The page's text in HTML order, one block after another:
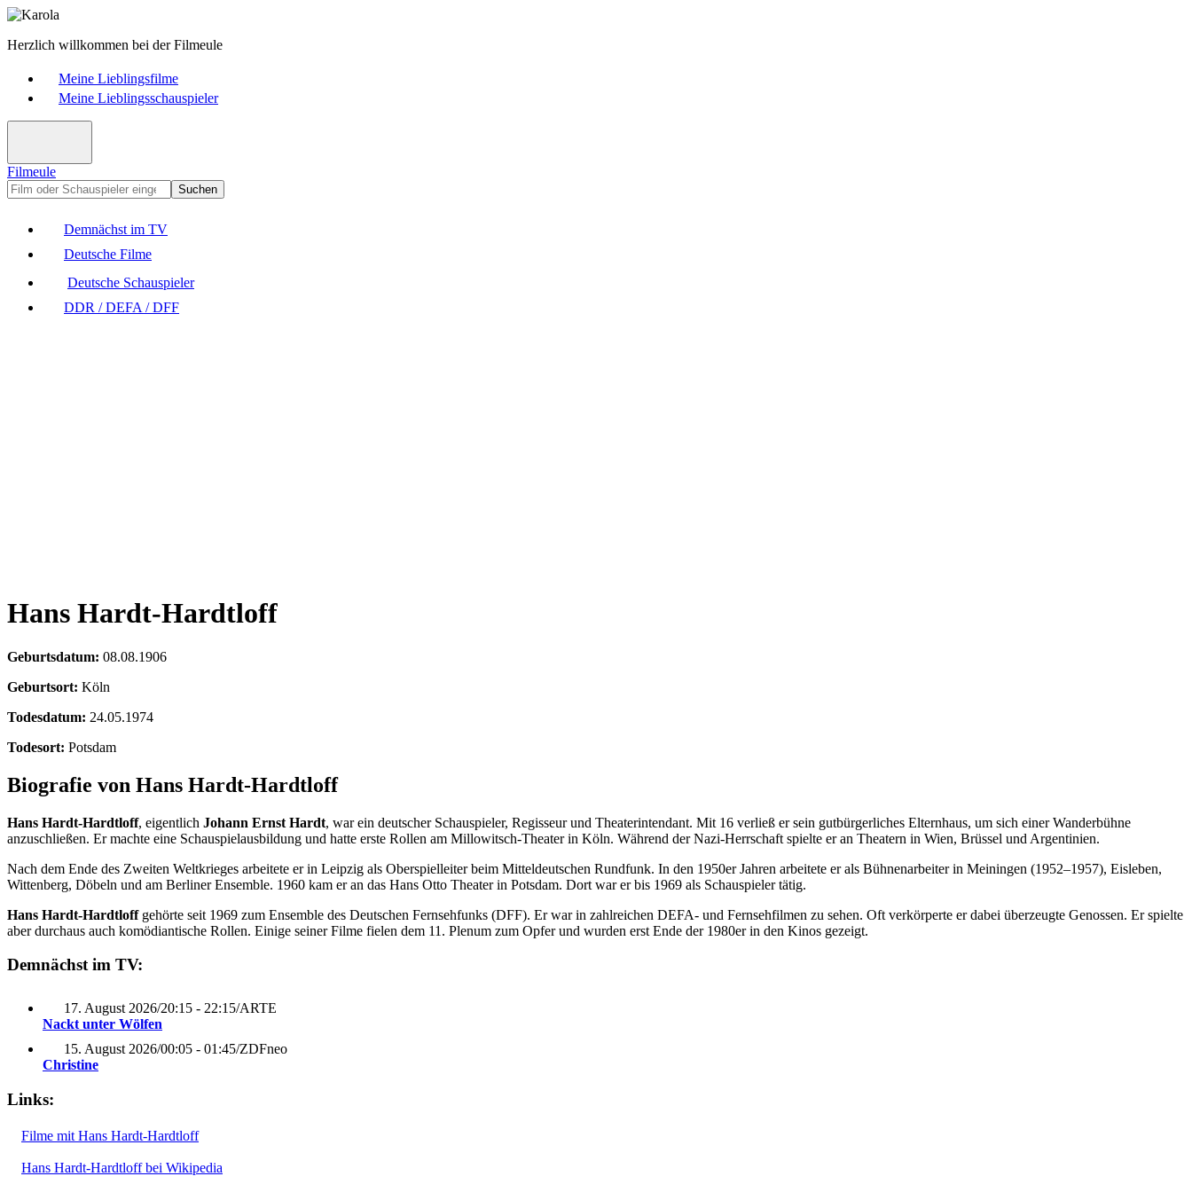
Herzlich willkommen bei der Filmeule
Meine Lieblingsfilme
Meine Lieblingsschauspieler
Filmeule
Suchen
Demnächst im TV
Deutsche Filme
Deutsche Schauspieler
DDR / DEFA / DFF
Hans Hardt-Hardtloff
Geburtsdatum: 08.08.1906
Geburtsort: Köln
Todesdatum: 24.05.1974
Todesort: Potsdam
Biografie von Hans Hardt-Hardtloff
Hans Hardt-Hardtloff, eigentlich Johann Ernst Hardt, war ein deutscher Schauspieler, Regisseur und Theaterintendant. Mit 16 verließ er sein gutbürgerliches Elternhaus, um sich einer Wanderbühne
anzuschließen. Er machte eine Schauspielausbildung und hatte erste Rollen am Millowitsch-Theater in Köln. Während der Nazi-Herrschaft spielte er an Theatern in Wien, Brüssel und Argentinien.
Nach dem Ende des Zweiten Weltkrieges arbeitete er in Leipzig als Oberspielleiter beim Mitteldeutschen Rundfunk. In den 1950er Jahren arbeitete er als Bühnenarbeiter in Meiningen (1952–1957), Eisleben,
Wittenberg, Döbeln und am Berliner Ensemble. 1960 kam er an das Hans Otto Theater in Potsdam. Dort war er bis 1969 als Schauspieler tätig.
Hans Hardt-Hardtloffgehörte seit 1969 zum Ensemble des Deutschen Fernsehfunks (DFF). Er war in zahlreichen DEFA- und Fernsehfilmen zu sehen. Oft verkörperte er dabei überzeugte Genossen. Er spielte
aber durchaus auch komödiantische Rollen. Einige seiner Filme fielen dem 11. Plenum zum Opfer und wurden erst Ende der 1980er in den Kinos gezeigt.
Demnächst im TV:
17. August 2026/20:15 - 22:15/ARTE
Nackt unter Wölfen
15. August 2026/00:05 - 01:45/ZDFneo
Christine
Links:
Filme mit Hans Hardt-Hardtloff
Hans Hardt-Hardtloff bei Wikipedia